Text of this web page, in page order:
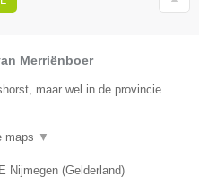
Merriënboer
maar wel in de provincie
maps ▼
Nijmegen (Gelderland)